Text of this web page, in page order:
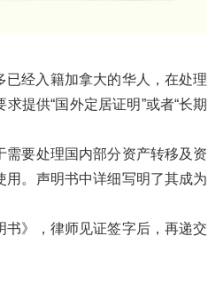
经入籍加拿大的华人，在处理
提供“国外定居证明”或者“长期
要处理国内部分资产转移及资
。声明书中详细写明了其成为
》，律师见证签字后，再递交